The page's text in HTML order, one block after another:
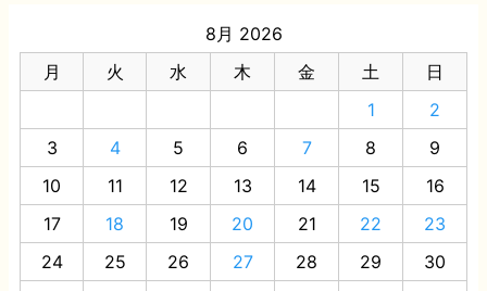
8月 2026
月
火 水 木 金 土
日
1
2
3
4 5 6 7 8
9
10
11 12 13 14 15
16
17
18 19 20 21 22
23
24
25 26 27 28 29
30